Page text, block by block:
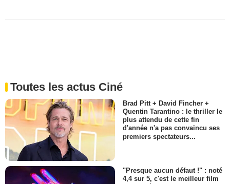
Toutes les actus Ciné
Brad Pitt + David Fincher +
Quentin Tarantino : le thriller le
plus attendu de cette fin
d'année n'a pas convaincu ses
premiers spectateurs...
"Presque aucun défaut !" : noté
4,4 sur 5, c'est le meilleur film